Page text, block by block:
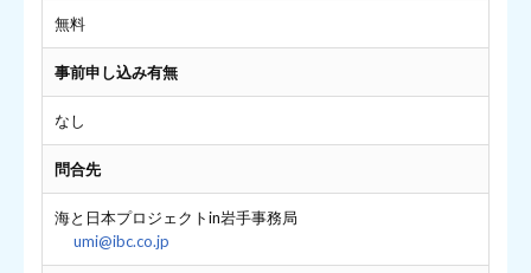
無料
事前申し込み有無
なし
問合先
海と日本プロジェクトin岩手事務局
umi@ibc.co.jp